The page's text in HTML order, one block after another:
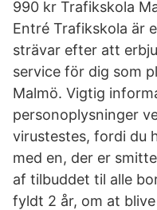
990 kr Trafikskola
Entré Trafikskola är
strävar efter att
service för dig som
Malmö. Vigtig
personoplysninger
virustestes, fordi
med en, der er
af tilbuddet til alle
fyldt 2 år, om at